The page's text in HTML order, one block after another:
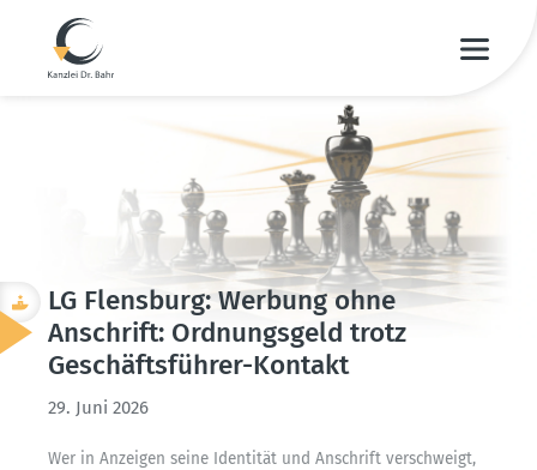
LG Flensburg: Werbung ohne
Anschrift: Ordnungsgeld trotz
Geschäfts­führer-Kontakt
29. Juni 2026
Wer in Anzeigen seine Identität und Anschrift verschweigt,